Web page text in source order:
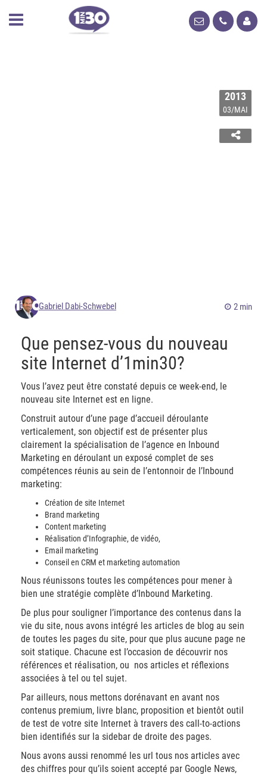
2013
03/MAI
Gabriel Dabi-Schwebel 2 min
Que pensez-vous du nouveau
site Internet d’1min30?
Vous l’avez peut être constaté depuis ce week-end, le
nouveau site Internet est en ligne.
Construit autour d’une page d’accueil déroulante
verticalement, son objectif est de présenter plus
clairement la spécialisation de l’agence en Inbound
Marketing en déroulant un exposé complet de ses
compétences réunis au sein de l’entonnoir de l’Inbound
marketing:
Création de site Internet
Brand marketing
Content marketing
Réalisation d’Infographie, de vidéo,
Email marketing
Conseil en CRM et marketing automation
Nous réunissons toutes les compétences pour mener à
bien une stratégie complète d’Inbound Marketing.
De plus pour souligner l’importance des contenus dans la
vie du site, nous avons intégré les articles de blog au sein
de toutes les pages du site, pour que plus aucune page ne
soit statique. Chacune est l’occasion de découvrir nos
références et réalisation, ou nos articles et réflexions
associées à tel ou tel sujet.
Par ailleurs, nous mettons dorénavant en avant nos
contenus premium, livre blanc, proposition et bientôt outil
de test de votre site Internet à travers des call-to-actions
bien identifiés sur la sidebar de droite des pages.
Nous avons aussi renommé les url tous nos articles avec
des chiffres pour qu’ils soient accepté par Google News,